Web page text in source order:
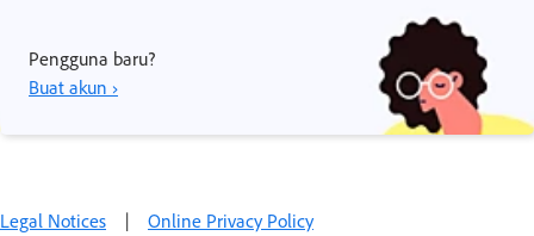
Pengguna baru?
Buat akun ›
Legal Notices | Online Privacy Policy